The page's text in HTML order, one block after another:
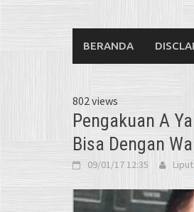
BERANDA
802 views
Pengakuan A
Bisa Dengan
09/01/17 12:35